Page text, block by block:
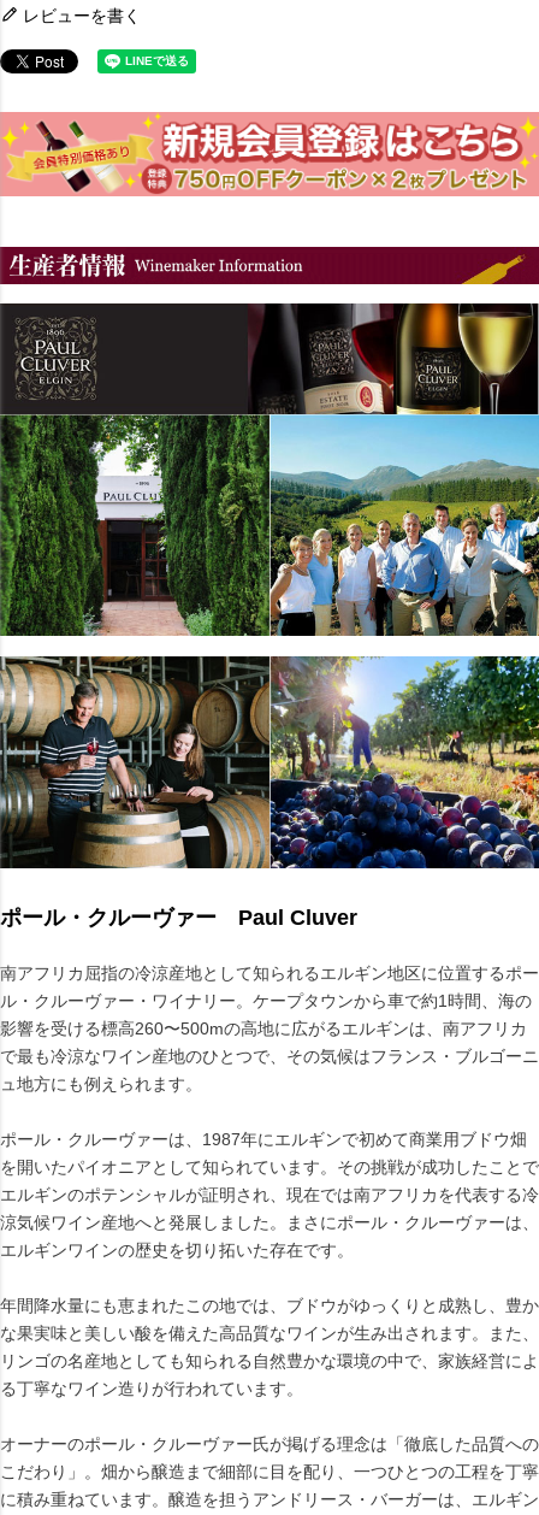
レビューを書く
ポール・クルーヴァー Paul Cluver
南アフリカ屈指の冷涼産地として知られるエルギン地区に位置するポー
ル・クルーヴァー・ワイナリー。ケープタウンから車で約1時間、海の
影響を受ける標高260〜500mの高地に広がるエルギンは、南アフリカ
で最も冷涼なワイン産地のひとつで、その気候はフランス・ブルゴーニ
ュ地方にも例えられます。
ポール・クルーヴァーは、1987年にエルギンで初めて商業用ブドウ畑
を開いたパイオニアとして知られています。その挑戦が成功したことで
エルギンのポテンシャルが証明され、現在では南アフリカを代表する冷
涼気候ワイン産地へと発展しました。まさにポール・クルーヴァーは、
エルギンワインの歴史を切り拓いた存在です。
年間降水量にも恵まれたこの地では、ブドウがゆっくりと成熟し、豊か
な果実味と美しい酸を備えた高品質なワインが生み出されます。また、
リンゴの名産地としても知られる自然豊かな環境の中で、家族経営によ
る丁寧なワイン造りが行われています。
オーナーのポール・クルーヴァー氏が掲げる理念は「徹底した品質への
こだわり」。畑から醸造まで細部に目を配り、一つひとつの工程を丁寧
に積み重ねています。醸造を担うアンドリース・バーガーは、エルギン